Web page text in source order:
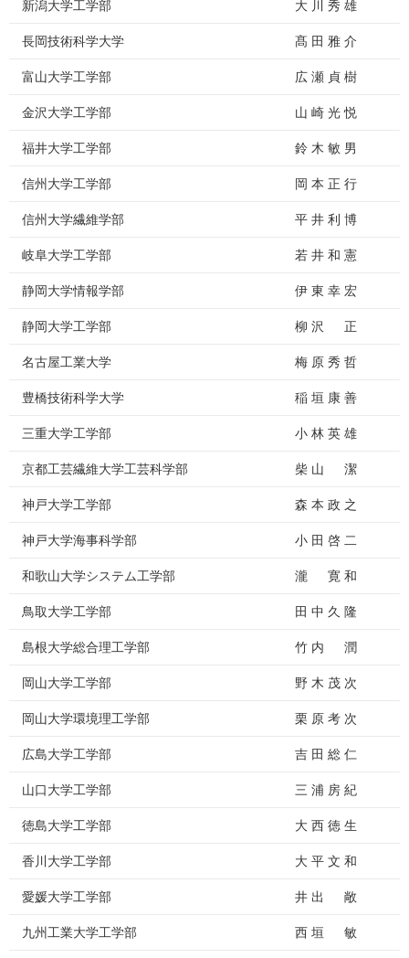
新潟大学工学部 大 川 秀 雄
長岡技術科学大学 髙 田 雅 介
富山大学工学部 広 瀬 貞 樹
金沢大学工学部 山 崎 光 悦
福井大学工学部 鈴 木 敏 男
信州大学工学部 岡 本 正 行
信州大学繊維学部 平 井 利 博
岐阜大学工学部 若 井 和 憲
静岡大学情報学部 伊 東 幸 宏
静岡大学工学部 柳 沢 正
名古屋工業大学 梅 原 秀 哲
豊橋技術科学大学 稲 垣 康 善
三重大学工学部 小 林 英 雄
京都工芸繊維大学工芸科学部 柴 山 潔
神戸大学工学部 森 本 政 之
神戸大学海事科学部 小 田 啓 二
和歌山大学システム工学部 瀧 寛 和
鳥取大学工学部 田 中 久 隆
島根大学総合理工学部 竹 内 潤
岡山大学工学部 野 木 茂 次
岡山大学環境理工学部 栗 原 考 次
広島大学工学部 吉 田 総 仁
山口大学工学部 三 浦 房 紀
徳島大学工学部 大 西 徳 生
香川大学工学部 大 平 文 和
愛媛大学工学部 井 出 敞
九州工業大学工学部 西 垣 敏